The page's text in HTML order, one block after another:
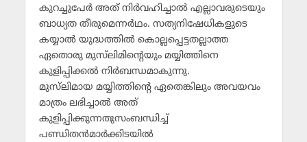
കുറച്ചുപേര്‍ അത് നിര്‍വഹിച്ചാല്‍ എല്ലാവരുടെയും
ബാധ്യത തീരുമെന്നര്‍ഥം. സത്യനിഷേധികളുടെ
കയ്യാല്‍ യുദ്ധത്തില്‍ കൊല്ലപ്പെട്ടതല്ലാത്ത
ഏതൊരു മുസ്‌ലിമിന്റെയും മയ്യിത്തിനെ
കുളിപ്പിക്കല്‍ നിര്‍ബന്ധമാകുന്നു.
മുസ്‌ലിമായ മയ്യിത്തിന്റെ ഏതെങ്കിലും അവയവം
മാത്രം ലഭിച്ചാല്‍ അത്
കുളിപ്പിക്കുന്നതുസംബന്ധിച്ച്
പണ്ഡിതന്‍മാര്‍ക്കിടയില്‍